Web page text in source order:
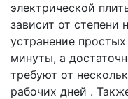
электрической
зависит от степени
устранение
минуты, а
требуют от
рабочих дней .